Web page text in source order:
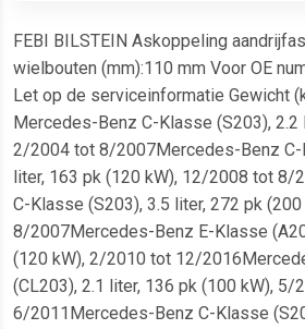
FEBI BILSTEIN Askoppeling
wielbouten (mm):110 mm Voor OE
Let op de serviceinformatie Gewicht
Mercedes-Benz C-Klasse (S203), 2.2
2/2004 tot 8/2007Mercedes-Benz C-
liter, 163 pk (120 kW), 12/2008 tot 8/
C-Klasse (S203), 3.5 liter, 272 pk
8/2007Mercedes-Benz E-Klasse
(120 kW), 2/2010 tot 12/
(CL203), 2.1 liter, 136 pk (100 kW), 5/
6/2011Mercedes-Benz C-Klasse